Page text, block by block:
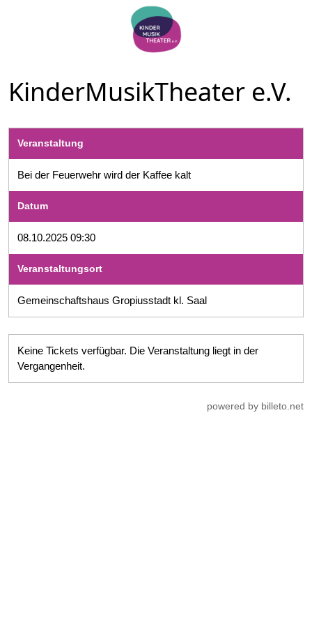
KinderMusikTheater e.V.
Veranstaltung
Bei der Feuerwehr wird der Kaffee kalt
Datum
08.10.2025 09:30
Veranstaltungsort
Gemeinschaftshaus Gropiusstadt kl. Saal
Keine Tickets verfügbar. Die Veranstaltung liegt in der
Vergangenheit.
powered by billeto.net